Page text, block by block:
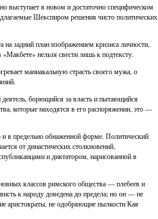
выступает в новом и достаточно специфическом
Шекспиром решения чисто политических
задний план изображением кризиса личности,
нельзя свести лишь к подтексту.
маниакальную страсть своего мужа, о
борющийся за власть и пытающийся
которые находятся в его распоряжении, это —
и в предельно обнаженной форме. Политический
от династических столкновений,
и диктатором, нарисованной в
классов римского общества — плебеев и
к народу доведена до предела; но он — не
аристократы, не одобряющие пылкости Кая